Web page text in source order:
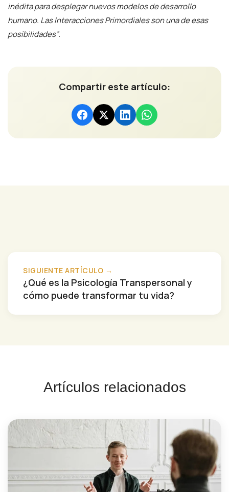
inédita para desplegar nuevos modelos de desarrollo
humano. Las Interacciones Primordiales son una de esas
posibilidades”.
Compartir este artículo:
SIGUIENTE ARTÍCULO →
¿Qué es la Psicología Transpersonal y
cómo puede transformar tu vida?
Artículos relacionados